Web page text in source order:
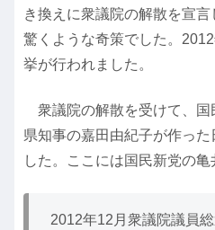
き換えに衆議院の解散を宣
驚くような奇策でした。
挙が行われました。
衆議院の解散を受けて、国
県知事の嘉田由紀子が作っ
した。ここには国民新党の亀
2012年12月衆議院議員